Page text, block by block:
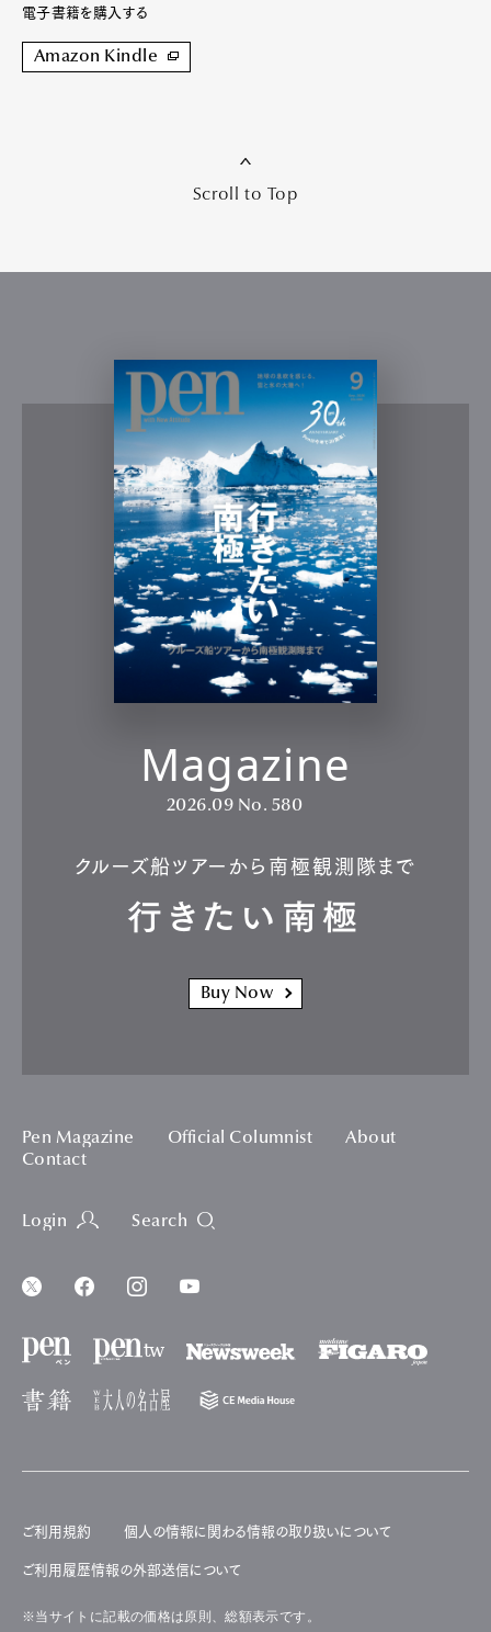
電子書籍を購入する
Amazon Kindle
Scroll to Top
Magazine
2026.09 No. 580
クルーズ船ツアーから南極観測隊まで
行きたい南極
Buy Now
Pen Magazine Official Columnist
About
Contact
Login Search
ご利用規約 個人の情報に関わる情報の取り扱いについて
ご利用履歴情報の外部送信について
※当サイトに記載の価格は原則、総額表示です。